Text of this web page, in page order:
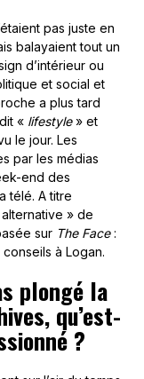
qu’est-
?
sur l’air du temps
des différents
en les
du début
club en
les raves, la
les dernières
magazines sont
lectorat, queThe